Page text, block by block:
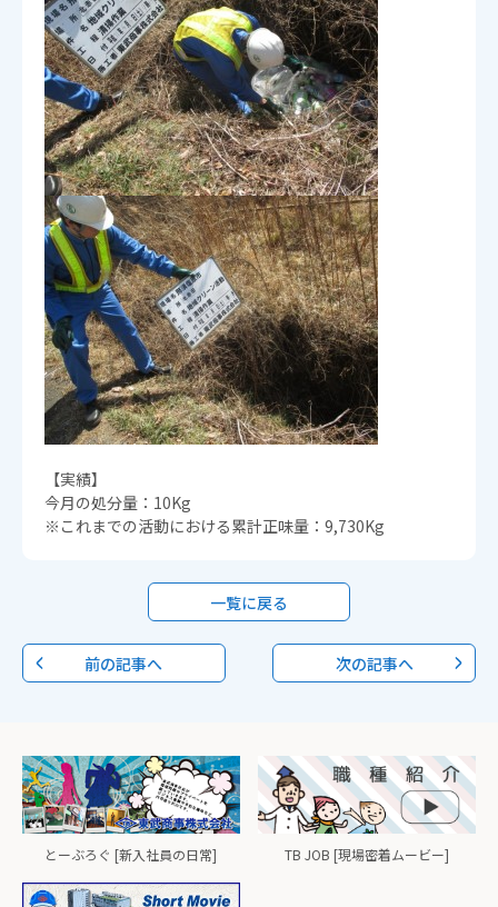
【実績】
今月の処分量：10Kg
※これまでの活動における累計正味量：9,730Kg
一覧に戻る
前の記事へ 次の記事へ
とーぶろぐ [新入社員の日常] TB JOB [現場密着ムービー]